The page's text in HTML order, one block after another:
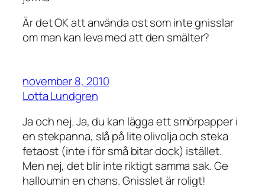
Är det OK att använda ost som inte gnisslar
om man kan leva med att den smälter?
november 8, 2010
Lotta Lundgren
Ja och nej. Ja, du kan lägga ett smörpapper i
en stekpanna, slå på lite olivolja och steka
fetaost (inte i för små bitar dock) istället.
Men nej, det blir inte riktigt samma sak. Ge
halloumin en chans. Gnisslet är roligt!